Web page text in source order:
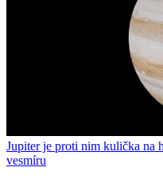
Jupiter je proti nim kulička na
vesmíru